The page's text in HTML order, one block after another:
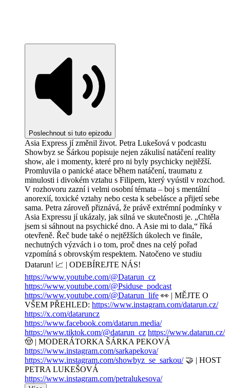
Poslechnout si tuto epizodu
Asia Express jí změnil život. Petra Lukešová v podcastu
Showbyz se Šárkou popisuje nejen zákulisí natáčení reality
show, ale i momenty, které pro ni byly psychicky nejtěžší.
Promluvila o panické atace během natáčení, traumatu z
minulosti i divokém vztahu s Filipem, který vyústil v rozchod.
V rozhovoru zazní i velmi osobní témata – boj s mentální
anorexií, toxické vztahy nebo cesta k sebelásce a přijetí sebe
sama. Petra zároveň přiznává, že právě extrémní podmínky v
Asia Expressu jí ukázaly, jak silná ve skutečnosti je. „Chtěla
jsem si sáhnout na psychické dno. A Asie mi to dala,“ říká
otevřeně. Řeč bude také o nejtěžších úkolech ve finále,
nechutných výzvách i o tom, proč dnes na celý pořad
vzpomíná s obrovským respektem. Natočeno ve studiu
Datarun! 📈 | ODEBÍREJTE NÁS!
https://www.youtube.com/@Datarun_cz
https://www.youtube.com/@Psiduse_podcast
https://www.youtube.com/@Datarun_life 👀 | MĚJTE O
VŠEM PŘEHLED: https://www.instagram.com/datarun.cz/
https://x.com/dataruncz
https://www.facebook.com/datarun.media/
https://www.tiktok.com/@datarun_cz https://www.datarun.cz/
🤠 | MODERÁTORKA ŠÁRKA PEKOVÁ
https://www.instagram.com/sarkapekova/
https://www.instagram.com/showbyz_se_sarkou/🤝 | HOST
PETRA LUKEŠOVÁ
https://www.instagram.com/petralukesova/